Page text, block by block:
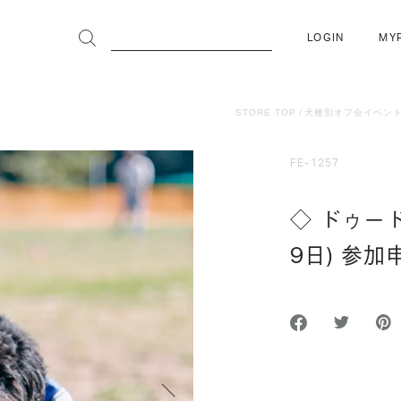
LOGIN
STORE TOP 犬種別オフ会イベン
FE-1257
◇ ドゥー
9日) 参加